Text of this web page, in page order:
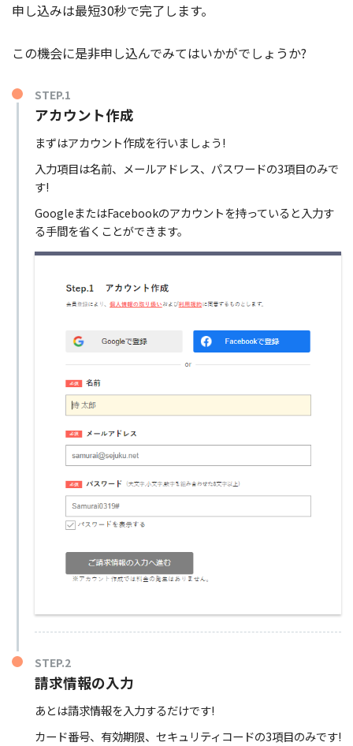
申し込みは最短30秒で完了します。
この機会に是非申し込んでみてはいかがでしょうか?
STEP.1
アカウント作成
まずはアカウント作成を行いましょう!
入力項目は名前、メールアドレス、パスワードの3項目のみで
す!
GoogleまたはFacebookのアカウントを持っていると入力す
る手間を省くことができます。
STEP.2
請求情報の入力
あとは請求情報を入力するだけです!
カード番号、有効期限、セキュリティコードの3項目のみです!